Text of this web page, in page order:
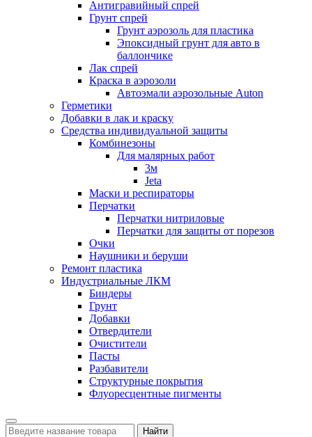
Антигравийный спрей
Грунт спрей
Грунт аэрозоль для пластика
Эпоксидный грунт для авто в
баллончике
Лак спрей
Краска в аэрозоли
Автоэмали аэрозольные Auton
Герметики
Добавки в лак и краску
Средства индивидуальной защиты
Комбинезоны
Для малярных работ
3м
Jeta
Маски и респираторы
Перчатки
Перчатки нитриловые
Перчатки для защиты от порезов
Очки
Наушники и беруши
Ремонт пластика
Индустриальные ЛКМ
Биндеры
Грунт
Добавки
Отвердители
Очистители
Пасты
Разбавители
Структурные покрытия
Флуоресцентные пигменты
Найти